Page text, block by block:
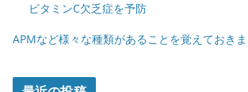
ビタミンC欠乏症を予防
APMなど様々な種類があることを覚えておき